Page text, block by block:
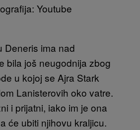
Youtube
Deneris ima nad
bila još neugodnija zbog
u kojoj se Ajra Stark
Lanisterovih oko vatre.
i prijatni, iako im je ona
će ubiti njihovu kraljicu.